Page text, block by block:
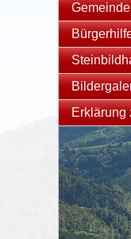
Erklärung